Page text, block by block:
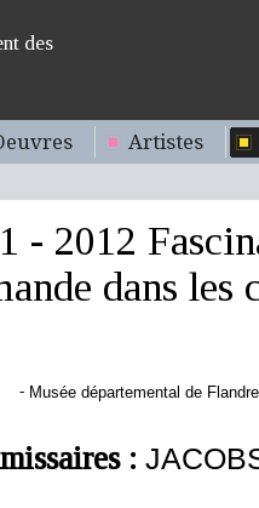
des
Artistes
- 2012
dans les
- Musée départemental de
: